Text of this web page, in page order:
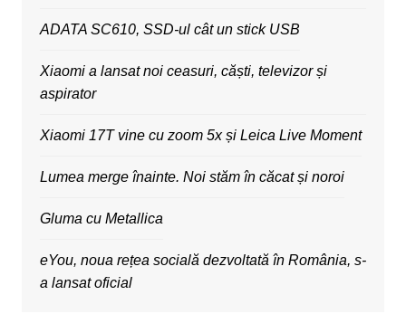
ADATA SC610, SSD-ul cât un stick USB
Xiaomi a lansat noi ceasuri, căști, televizor și
aspirator
Xiaomi 17T vine cu zoom 5x și Leica Live Moment
Lumea merge înainte. Noi stăm în căcat și noroi
Gluma cu Metallica
eYou, noua rețea socială dezvoltată în România, s-
a lansat oficial